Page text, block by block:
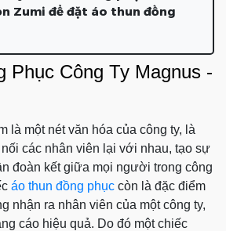
Zumi để đặt áo thun đồng
Phục Công Ty Magnus -
là một nét văn hóa của công ty, là
các nhân viên lại với nhau, tạo sự
đoàn kết giữa mọi người trong công
áo thun đồng phục còn là đặc điểm
nhận ra nhân viên của một công ty,
cáo hiệu quả. Do đó một chiếc